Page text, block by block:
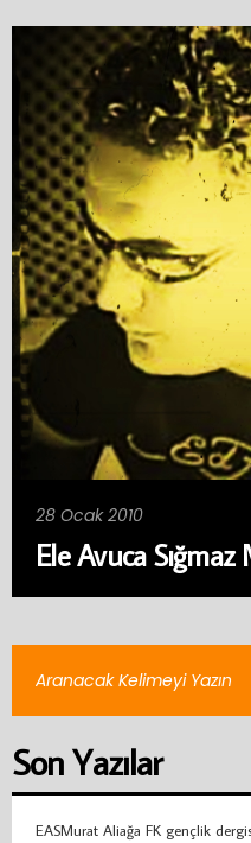
28 Ocak 2010
Ele Avuca
Son Yazılar
EASMurat Aliağa FK gençlik